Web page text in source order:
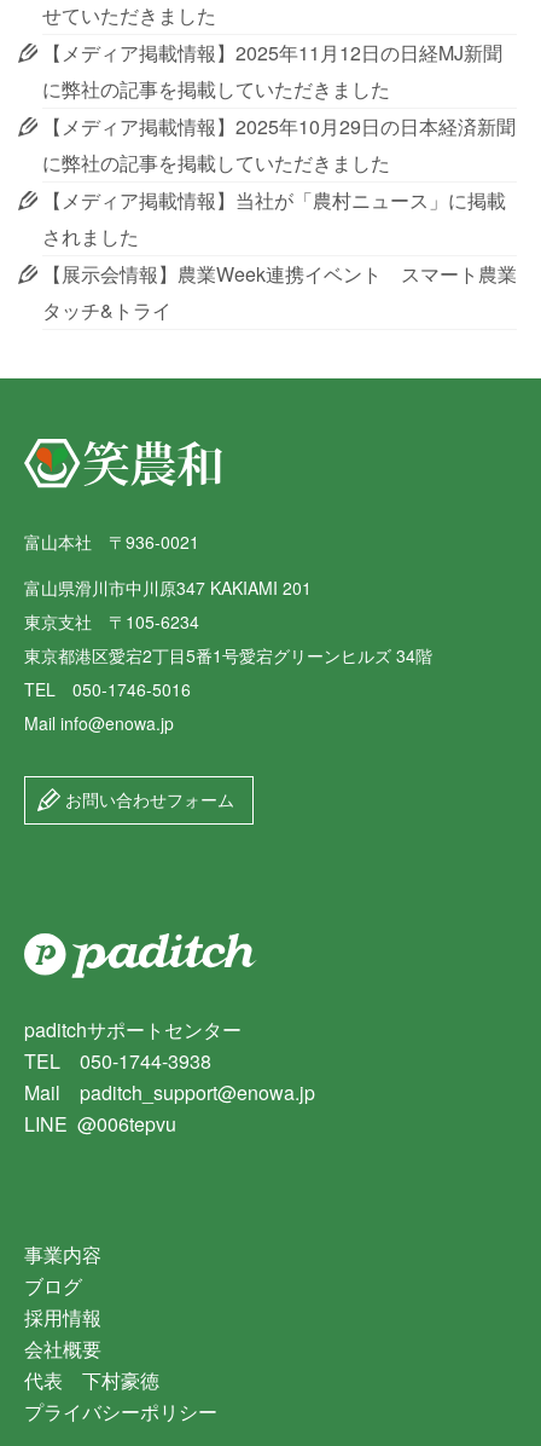
せていただきました
【メディア掲載情報】2025年11月12日の日経MJ新聞
に弊社の記事を掲載していただきました
【メディア掲載情報】2025年10月29日の日本経済新聞
に弊社の記事を掲載していただきました
【メディア掲載情報】当社が「農村ニュース」に掲載
されました
【展示会情報】農業Week連携イベント スマート農業
タッチ&トライ
富山本社 〒936-0021
富山県滑川市中川原347 KAKIAMI 201
東京支社 〒105-6234
東京都港区愛宕2丁目5番1号愛宕グリーンヒルズ 34階
TEL 050-1746-5016
Mail info@enowa.jp
お問い合わせフォーム
paditchサポートセンター
TEL 050-1744-3938
Mail paditch_support@enowa.jp
LINE @006tepvu
事業内容
ブログ
採用情報
会社概要
代表 下村豪徳
プライバシーポリシー